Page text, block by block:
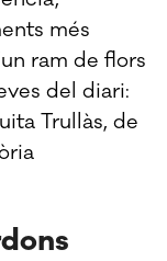
més
ram de flors
del diari:
Trullàs, de